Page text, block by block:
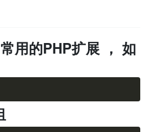
用的PHP扩展 ， 如